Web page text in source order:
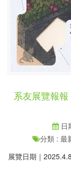
系友展覽報
日
分類 : 最
展覽日期｜